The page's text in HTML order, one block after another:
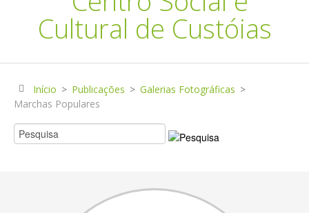
Serviço de Apoio Domiciliário
Agenda
Historial
Publicações
Notícias
Galerias Fotográficas
Início > Publicações > Galerias Fotográficas >
Marchas Populares